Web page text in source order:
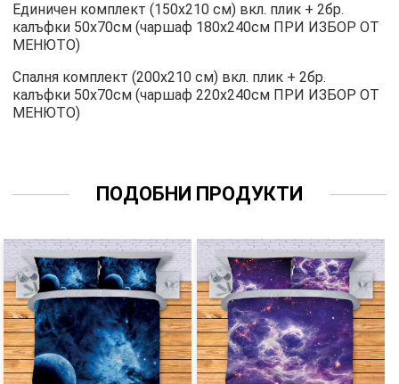
Единичен комплект (150х210 см) вкл. плик + 2бр.
калъфки 50х70см (чаршаф 180х240см ПРИ ИЗБОР ОТ
МЕНЮТО)
Спалня комплект (200х210 см) вкл. плик + 2бр.
калъфки 50х70см (чаршаф 220х240см ПРИ ИЗБОР ОТ
МЕНЮТО)
ПОДОБНИ ПРОДУКТИ